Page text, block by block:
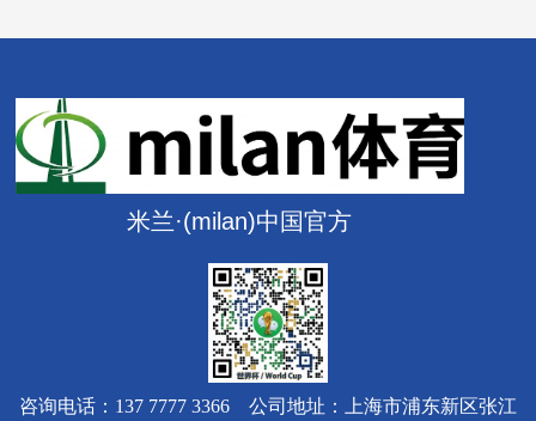
米兰·(milan)中国官方
咨询电话：137 7777 3366 公司地址：上海市浦东新区张江